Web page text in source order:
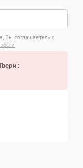
Вы соглашаетесь с